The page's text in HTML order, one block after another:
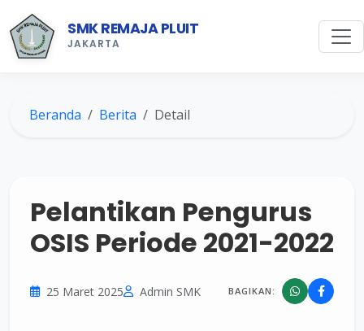
SMK REMAJA PLUIT
JAKARTA
Beranda Berita Detail
Pelantikan Pengurus
OSIS Periode 2021-2022
25 Maret 2025 Admin SMK BAGIKAN: